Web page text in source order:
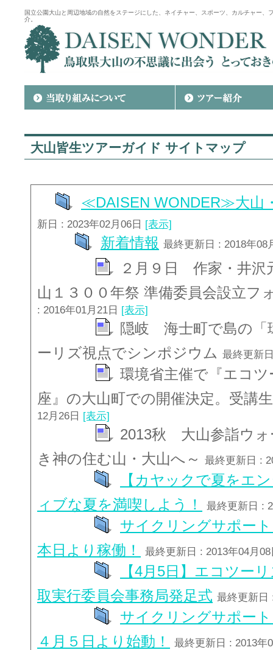
国立公園大山と周辺地域の自然をステージにした、ネイチャー、スポーツ、カルチャー
介。
大山皆生ツアーガイド サイトマップ
≪DAISEN WONDER≫大山
新日 : 2023年02月06日 [表示]
新着情報 最終更新日 : 2018年08
２月９日 作家・井沢
山１３００年祭 準備委員会設立
: 2016年01月21日 [表示]
隠岐 海士町で島の
ーリズ視点でシンポジウム 最終更新
環境省主催で『エコ
座』の大山町での開催決定。受講
12月26日 [表示]
2013秋 大山参詣ウォ
き神の住む山・大山へ～ 最終更新日 :
【カヤックで夏をエ
ィブな夏を満喫しよう！
最終更新日 :
サイクリングサポー
本日より稼働！
最終更新日 : 2013年04月
【4月5日】エコツー
取実行委員会事務局発足式 最終更新日
サイクリングサポー
４月５日より始動！
最終更新日 : 2013年